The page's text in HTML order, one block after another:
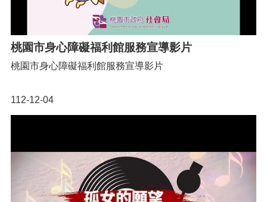
桃園市身心障礙福利館服務宣導影片
112-12-04
桃園市身心障礙福利館服務宣導影片